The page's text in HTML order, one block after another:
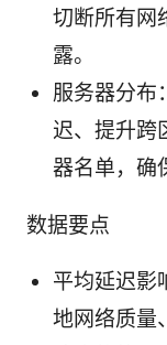
切断所有网
露。
服务器分布
迟、提升跨
器名单，确
数据要点
平均延迟影
地网络质量